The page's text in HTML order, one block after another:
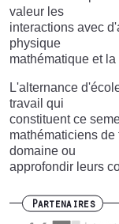
valeur les
interactions avec
physique
mathématique et
L'alternance
travail qui
constituent ce
mathématiciens
domaine ou
approfondir leurs
Partenaires